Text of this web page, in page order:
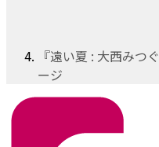
『遠い夏 : 大西みつ
ージ